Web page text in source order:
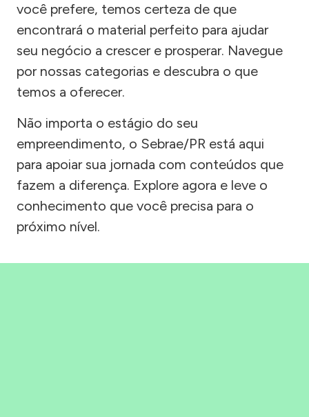
você prefere, temos certeza de que
encontrará o material perfeito para ajudar
seu negócio a crescer e prosperar. Navegue
por nossas categorias e descubra o que
temos a oferecer.
Não importa o estágio do seu
empreendimento, o Sebrae/PR está aqui
para apoiar sua jornada com conteúdos que
fazem a diferença. Explore agora e leve o
conhecimento que você precisa para o
próximo nível.